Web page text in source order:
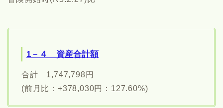
1－４ 資産合計額
合計 1,747,798円
(前月比：+378,030円：127.60%)